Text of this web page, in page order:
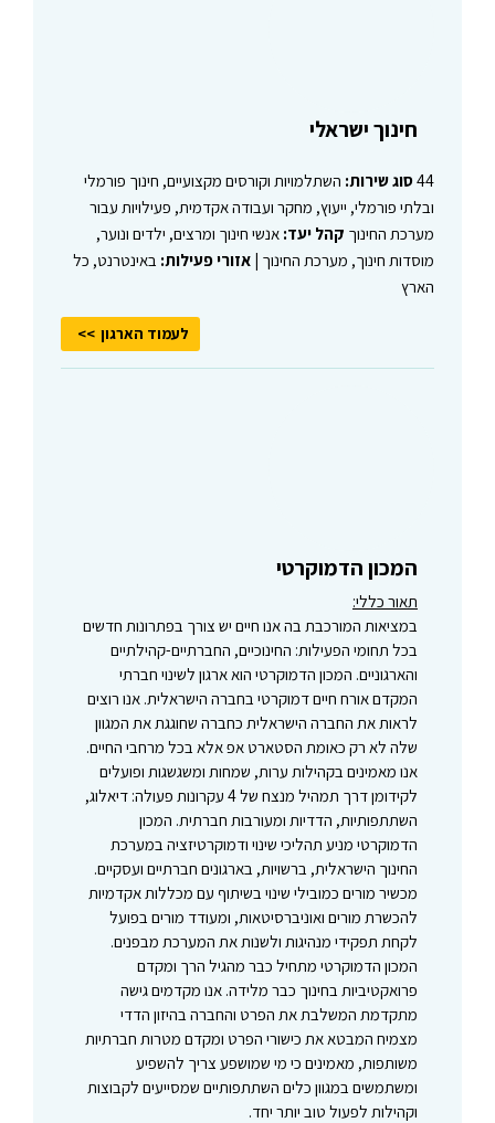
חינוך ישראלי
44סוג שירות: השתלמויות וקורסים מקצועיים, חינוך פורמלי
ובלתי פורמלי, ייעוץ, מחקר ועבודה אקדמית, פעילויות עבור
מערכת החינוך קהל יעד: אנשי חינוך ומרצים, ילדים ונוער,
מוסדות חינוך, מערכת החינוך | אזורי פעילות: באינטרנט, כל
הארץ
לעמוד הארגון
המכון הדמוקרטי
תאור כללי:
במציאות המורכבת בה אנו חיים יש צורך בפתרונות חדשים
בכל תחומי הפעילות: החינוכיים, החברתיים-קהילתיים
והארגוניים. המכון הדמוקרטי הוא ארגון לשינוי חברתי
המקדם אורח חיים דמוקרטי בחברה הישראלית. אנו רוצים
לראות את החברה הישראלית כחברה שחוגגת את המגוון
שלה לא רק כאומת הסטארט אפ אלא בכל מרחבי החיים.
אנו מאמינים בקהילות ערות, שמחות ומשגשגות ופועלים
לקידומן דרך תמהיל מנצח של 4 עקרונות פעולה: דיאלוג,
השתתפותיות, הדדיות ומעורבות חברתית. המכון
הדמוקרטי מניע תהליכי שינוי ודמוקרטיזציה במערכת
החינוך הישראלית, ברשויות, בארגונים חברתיים ועסקיים.
מכשיר מורים כמובילי שינוי בשיתוף עם מכללות אקדמיות
להכשרת מורים ואוניברסיטאות, ומעודד מורים בפועל
לקחת תפקידי מנהיגות ולשנות את המערכת מבפנים.
המכון הדמוקרטי מתחיל כבר מהגיל הרך ומקדם
פרואקטיביות בחינוך כבר מלידה. אנו מקדמים גישה
מתקדמת המשלבת את הפרט והחברה בהיזון הדדי
מצמיח המבטא את כישורי הפרט ומקדם מטרות חברתיות
משותפות, מאמינים כי מי שמושפע צריך להשפיע
ומשתמשים במגוון כלים השתתפותיים שמסייעים לקבוצות
וקהילות לפעול טוב יותר יחד.